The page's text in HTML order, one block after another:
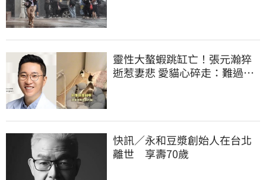
靈性大螯蝦跳缸亡！張元瀚猝
逝惹妻悲 愛貓心碎走：難過不
快訊／永和豆漿創始人在台北
離世 享壽70歲